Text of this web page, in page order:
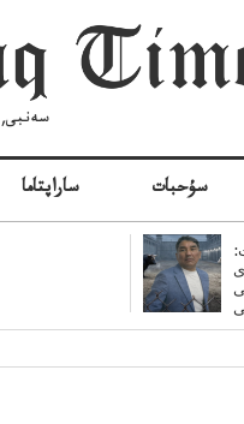
سەنبى, 8 تامىز 2026
ساراپتاما سۇحبات